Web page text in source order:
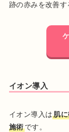
跡の赤みを改善す
イオン導入
イオン導入は肌
施術です。